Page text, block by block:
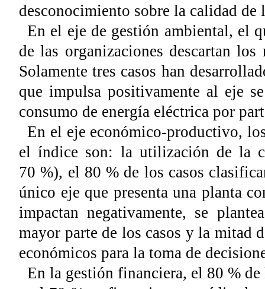
desconocimiento sobre la calidad
En el eje de gestión ambiental, el
de las organizaciones descartan
Solamente tres casos han
que impulsa positivamente al eje
consumo de energía eléctrica por
En el eje económico-productivo,
el índice son: la utilización de la
70 %), el 80 % de los casos
único eje que presenta una planta
impactan negativamente, se
mayor parte de los casos y la mitad
económicos para la toma de
En la gestión financiera, el 80 %